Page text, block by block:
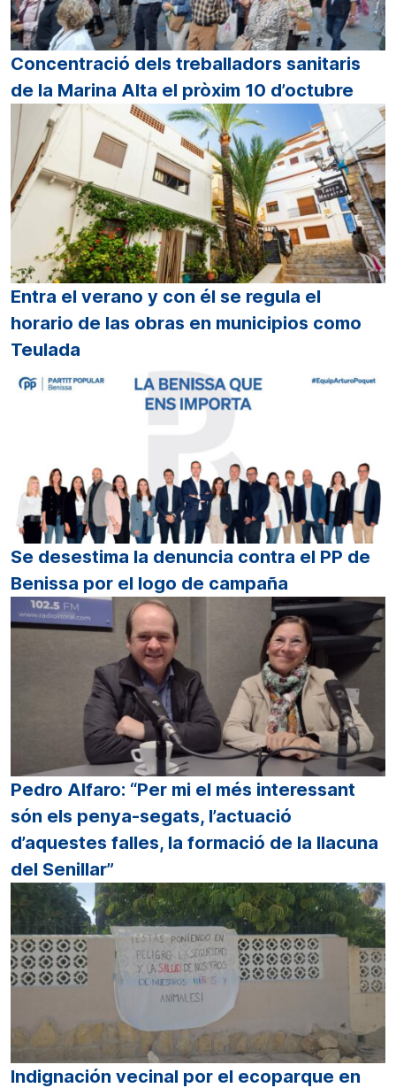
Concentració dels treballadors sanitaris
de la Marina Alta el pròxim 10 d’octubre
Entra el verano y con él se regula el
horario de las obras en municipios como
Teulada
Se desestima la denuncia contra el PP de
Benissa por el logo de campaña
Pedro Alfaro: “Per mi el més interessant
són els penya-segats, l’actuació
d’aquestes falles, la formació de la llacuna
del Senillar”
Indignación vecinal por el ecoparque en